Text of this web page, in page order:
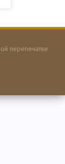
перепечатке